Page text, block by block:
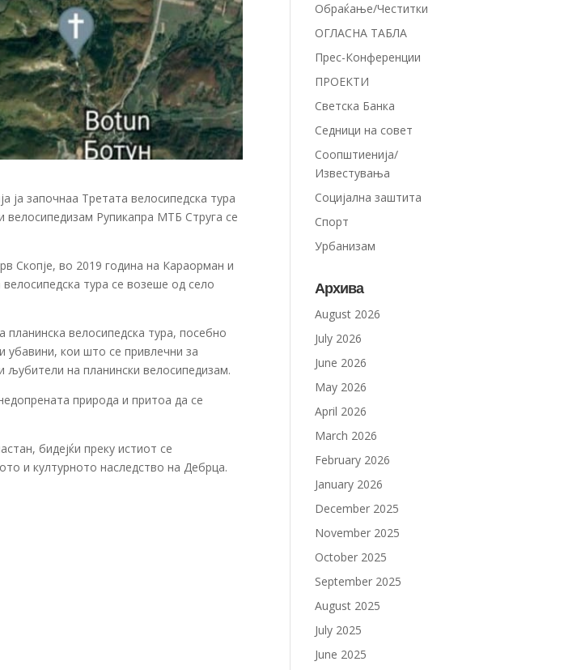
започнаа Третата велосипедска тура
велосипедизам Рупикапра МТБ Струга се
Скопје, во 2019 година на Караорман и
тура се возеше од село
планинска велосипедска тура, посебно
убавини, кои што се привлечни за
на планински велосипедизам.
природа и притоа да се
бидејќи преку истиот се
и културното наследство на Дебрца.
Обраќање/Честитки
ОГЛАСНА ТАБЛА
Прес-Конференции
ПРОЕКТИ
Светска Банка
Седници на совет
Соопштиенија/
Известувања
Социјална заштита
Спорт
Урбанизам
Архива
August 2026
July 2026
June 2026
May 2026
April 2026
March 2026
February 2026
January 2026
December 2025
November 2025
October 2025
September 2025
August 2025
July 2025
June 2025